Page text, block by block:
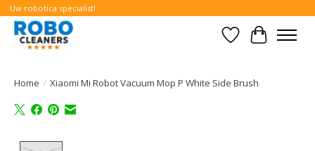
Uw robotica specialist!
Verlanglijst
Home / Xiaomi Mi Robot Vacuum Mop P White Side Brush